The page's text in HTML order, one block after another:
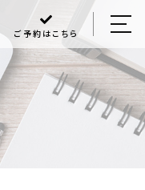
ご予約はこちら